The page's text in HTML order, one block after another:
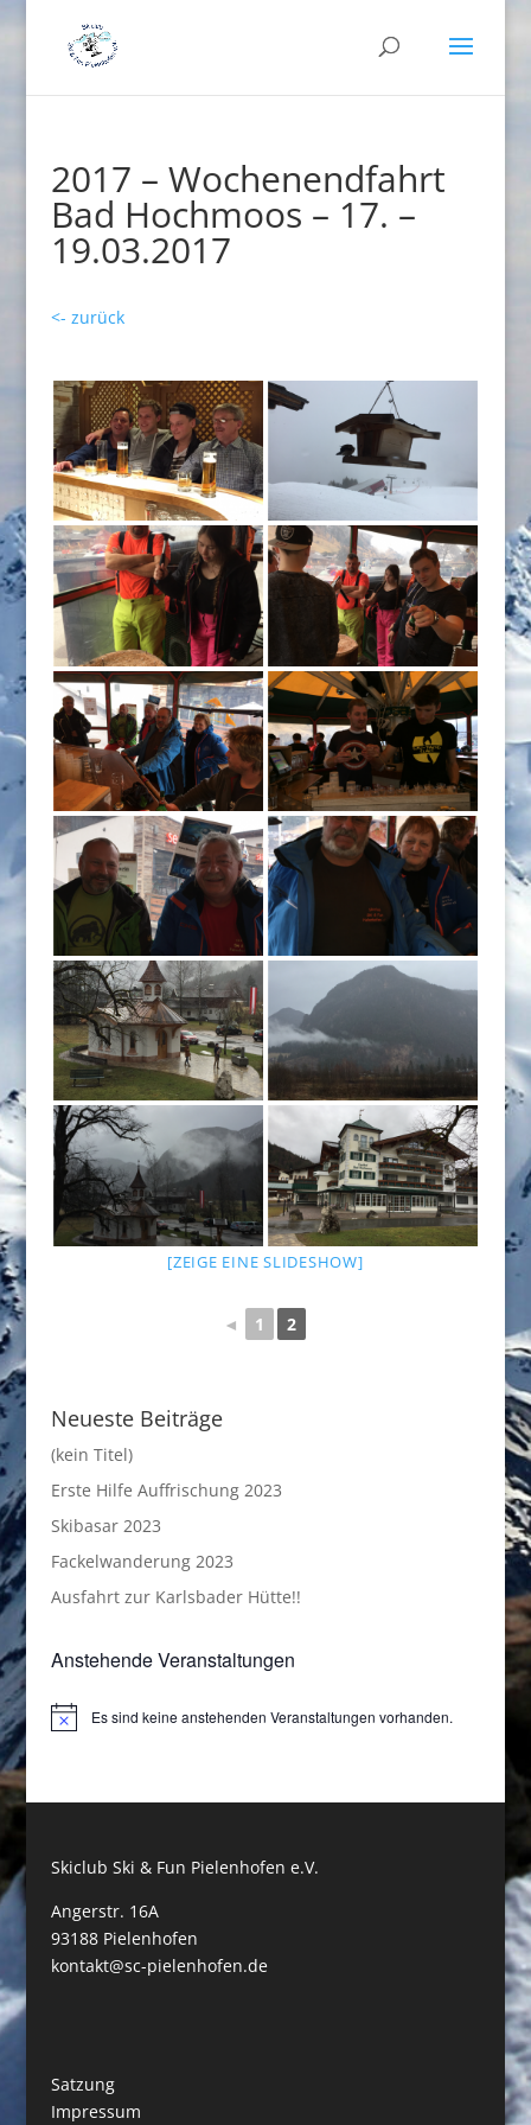
2017 – Wochenendfahrt
Bad Hochmoos – 17. –
19.03.2017
<- zurück
[ZEIGE EINE SLIDESHOW]
◄ 1 2
Neueste Beiträge
(kein Titel)
Erste Hilfe Auffrischung 2023
Skibasar 2023
Fackelwanderung 2023
Ausfahrt zur Karlsbader Hütte!!
Anstehende Veranstaltungen
HinweisEs sind keine anstehenden Veranstaltungen vorhanden.
Skiclub Ski & Fun Pielenhofen e.V.
Angerstr. 16A
93188 Pielenhofen
kontakt@sc-pielenhofen.de
Satzung
Impressum